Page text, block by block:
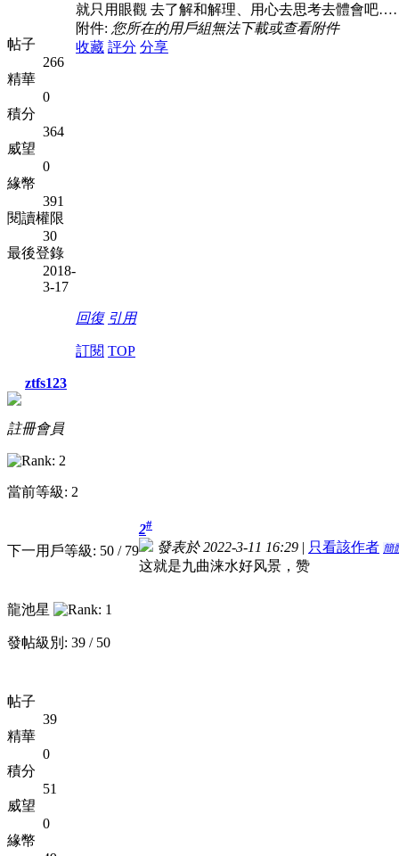
帖子
266
精華
0
積分
364
威望
0
緣幣
391
閱讀權限
30
最後登錄
2018-
3-17
就只用眼觀 去了解和解理、用心去思考去體會吧
附件: 您所在的用戶組無法下載或查看附件
收藏 評分 分享
回復 引用
訂閱 TOP
ztfs123
註冊會員
當前等級: 2
下一用戶等級: 50 / 79
龍池星
發帖級別: 39 / 50
帖子
39
精華
0
積分
51
威望
0
緣幣
2#
發表於 2022-3-11 16:29 | 只看該作者 簡
这就是九曲涞水好风景，赞